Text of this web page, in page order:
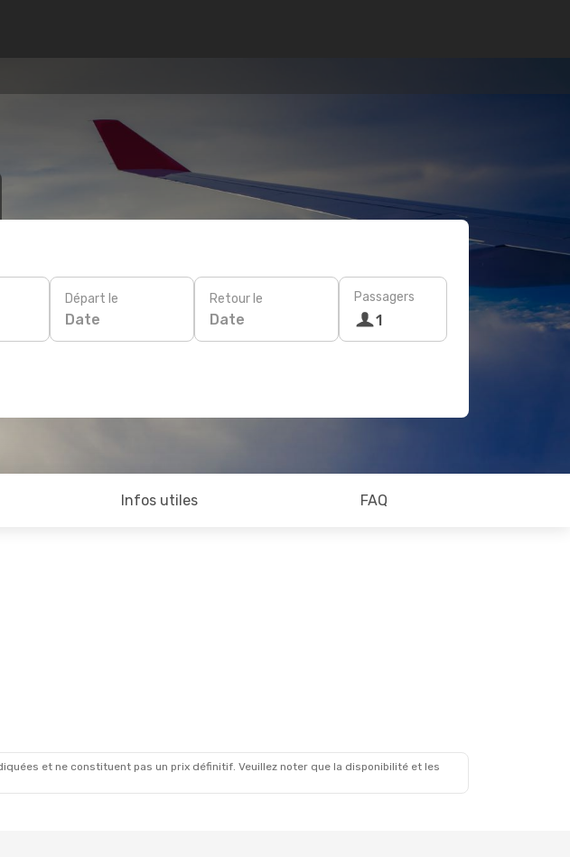
Départ le
Date
Retour le
Date
Passagers
1
Infos utiles FAQ
et ne constituent pas un prix définitif. Veuillez noter que la disponibilité et les